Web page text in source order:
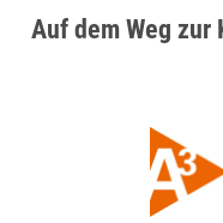
Auf dem Weg